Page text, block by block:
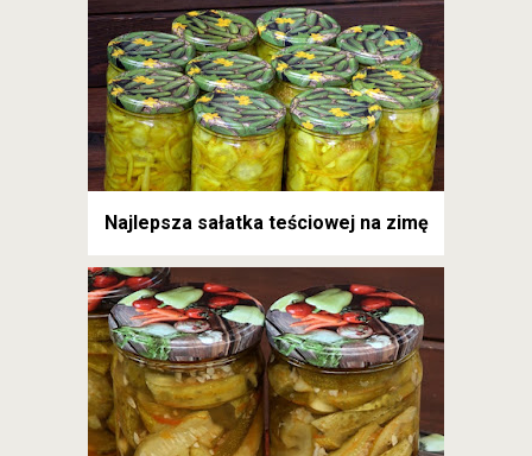
Najlepsza sałatka teściowej na zimę